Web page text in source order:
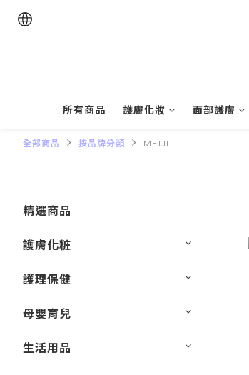
所有商品 護膚化妝 面部護膚
全部商品 按品牌分類 MEIJI
精選商品
護膚化粧
護理保健
母嬰育兒
生活用品